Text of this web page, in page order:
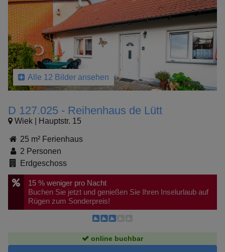
Alle 12 Bilder ansehen
D 127.025 - Reihenhaus de Lütt
Wiek | Hauptstr. 15
25 m² Ferienhaus
2 Personen
Erdgeschoss
15 % weniger pro Nacht
Buchen Sie jetzt und genießen Sie Ihren Inselurlaub auf
Rügen zum Sonderpreis!
online buchbar